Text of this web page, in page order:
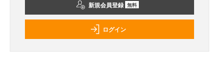
新規会員登録 無料
ログイン